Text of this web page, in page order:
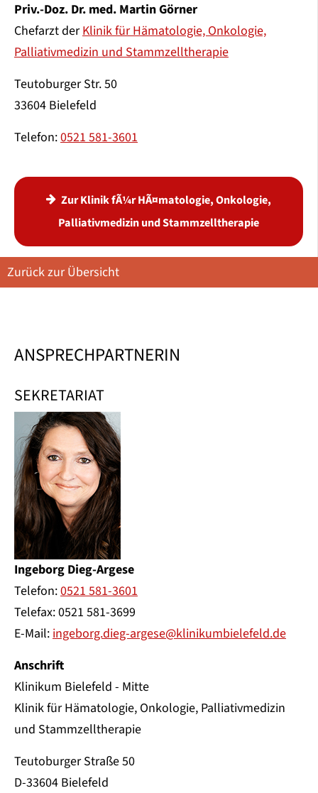
Priv.-Doz. Dr. med. Martin Görner
Chefarzt derKlinik für Hämatologie, Onkologie,
Palliativmedizin und Stammzelltherapie
Teutoburger Str. 50
33604 Bielefeld
Telefon:0521 581-3601
Zur Klinik fÃ¼r HÃ¤matologie, Onkologie,
Palliativmedizin und Stammzelltherapie
Zurück zur Übersicht
ANSPRECHPARTNERIN
SEKRETARIAT
Ingeborg Dieg-Argese
Telefon:0521 581-3601
Telefax: 0521 581-3699
E-Mail:ingeborg.dieg-argese@klinikumbielefeld.de
Anschrift
Klinikum Bielefeld - Mitte
Klinik für Hämatologie, Onkologie, Palliativmedizin
und Stammzelltherapie
Teutoburger Straße 50
D-33604 Bielefeld